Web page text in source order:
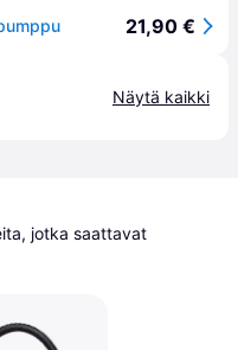
21,90 €
Näytä kaikki
jotka saattavat